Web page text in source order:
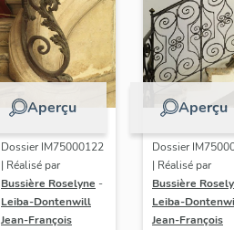
Aperçu
Dossier IM75000122
| Réalisé par
Bussière Roselyne -
Leiba-Dontenwill
Jean-François
Aperçu
Dossier
| Réalisé par
Bussière
Leiba-
Jean-François